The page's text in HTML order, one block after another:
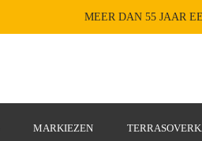
MEER DAN 55 JAAR
MARKIEZEN